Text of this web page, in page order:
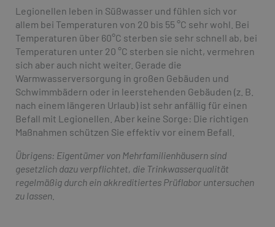
Legionellen leben in Süßwasser und fühlen sich vor
allem bei Temperaturen von 20 bis 55 °C sehr wohl. Bei
Temperaturen über 60°C sterben sie sehr schnell ab, bei
Temperaturen unter 20 °C sterben sie nicht, vermehren
sich aber auch nicht weiter. Gerade die
Warmwasserversorgung in großen Gebäuden und
Schwimmbädern oder in leerstehenden Gebäuden (z. B.
nach einem längeren Urlaub) ist sehr anfällig für einen
Befall mit Legionellen. Aber keine Sorge: Die richtigen
Maßnahmen schützen Sie effektiv vor einem Befall.
Übrigens: Eigentümer von Mehrfamilienhäusern sind
gesetzlich dazu verpflichtet, die Trinkwasserqualität
regelmäßig durch ein akkreditiertes Prüflabor untersuchen
zu lassen.